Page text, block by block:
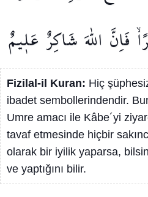
فَاِنَّ اللّٰهَشَاكِرٌ عَل۪يمٌ
Fizilal-il Kuran: Hiç
ibadet sembollerindendir.
Umre amacı ile Kâbe´yi
tavaf etmesinde hiçbir
olarak bir iyilik yaparsa, bilsin
ve yaptığını bilir.